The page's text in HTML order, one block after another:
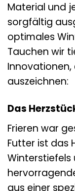
Material und
sorgfältig
optimales
Tauchen wir
Innovationen,
auszeichnen:
Das
Frieren war
Futter ist das
Winterstiefels
aus einer